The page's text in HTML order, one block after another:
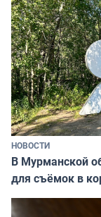
НОВОСТИ
В Мурманской
для съёмок в